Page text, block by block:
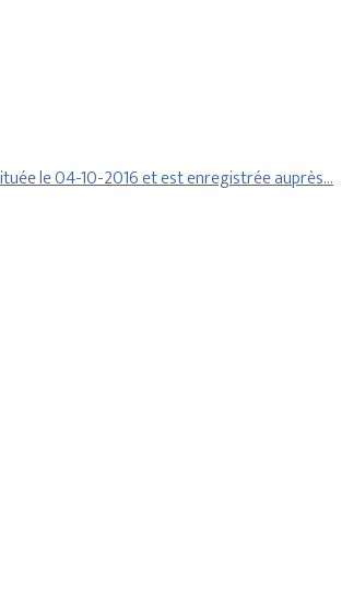
le 04-10-2016 et est enregistrée auprès…